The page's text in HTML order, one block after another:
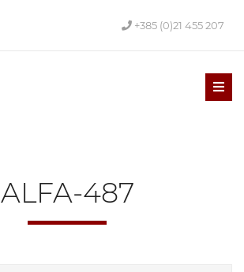
+385 (0)21 455 207
ALFA-487